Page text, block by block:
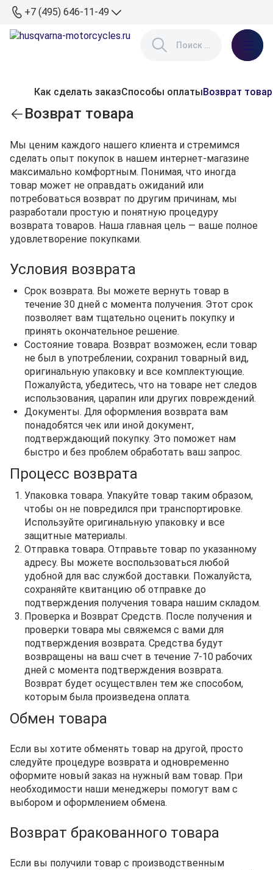
+7 (495) 646-11-49
Как сделать заказСпособы оплатыВозврат
Возврат товара
Мы ценим каждого нашего клиента и стремимся
сделать опыт покупок в нашем интернет-магазине
максимально комфортным. Понимая, что иногда
товар может не оправдать ожиданий или
потребоваться возврат по другим причинам, мы
разработали простую и понятную процедуру
возврата товаров. Наша главная цель — ваше полное
удовлетворение покупками.
Условия возврата
Срок возврата. Вы можете вернуть товар в
течение 30 дней с момента получения. Этот срок
позволяет вам тщательно оценить покупку и
принять окончательное решение.
Состояние товара. Возврат возможен, если товар
не был в употреблении, сохранил товарный вид,
оригинальную упаковку и все комплектующие.
Пожалуйста, убедитесь, что на товаре нет следов
использования, царапин или других повреждений.
Документы. Для оформления возврата вам
понадобятся чек или иной документ,
подтверждающий покупку. Это поможет нам
быстро и без проблем обработать ваш запрос.
Процесс возврата
Упаковка товара. Упакуйте товар таким образом,
чтобы он не повредился при транспортировке.
Используйте оригинальную упаковку и все
защитные материалы.
Отправка товара. Отправьте товар по указанному
адресу. Вы можете воспользоваться любой
удобной для вас службой доставки. Пожалуйста,
сохраняйте квитанцию об отправке до
подтверждения получения товара нашим складом.
Проверка и Возврат Средств. После получения и
проверки товара мы свяжемся с вами для
подтверждения возврата. Средства будут
возвращены на ваш счет в течение 7-10 рабочих
дней с момента подтверждения возврата.
Возврат будет осуществлен тем же способом,
которым была произведена оплата.
Обмен товара
Если вы хотите обменять товар на другой, просто
следуйте процедуре возврата и одновременно
оформите новый заказ на нужный вам товар. При
необходимости наши менеджеры помогут вам с
выбором и оформлением обмена.
Возврат бракованного товара
Если вы получили товар с производственным